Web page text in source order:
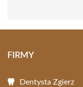
FIRMY
Dentysta Zgierz